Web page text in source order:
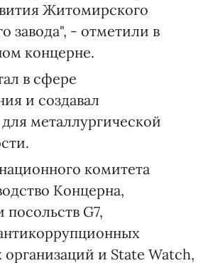
Житомирского
завода", - отметили в
концерне.
в сфере
и создавал
металлургической
комитета
Концерна,
посольств G7,
и State Watch,